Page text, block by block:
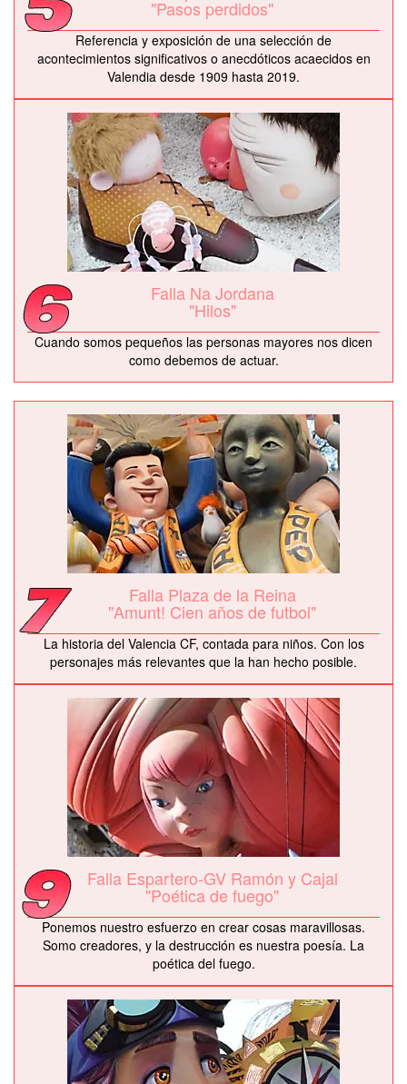
"Pasos perdidos"
Referencia y exposición de una selección de
acontecimientos significativos o anecdóticos acaecidos en
Valendia desde 1909 hasta 2019.
Falla Na Jordana
"Hilos"
Cuando somos pequeños las personas mayores nos dicen
como debemos de actuar.
Falla Plaza de la Reina
"Amunt! Cien años de futbol"
La historia del Valencia CF, contada para niños. Con los
personajes más relevantes que la han hecho posible.
Falla Espartero-GV Ramón y Cajal
"Poética de fuego"
Ponemos nuestro esfuerzo en crear cosas maravillosas.
Somo creadores, y la destrucción es nuestra poesía. La
poética del fuego.